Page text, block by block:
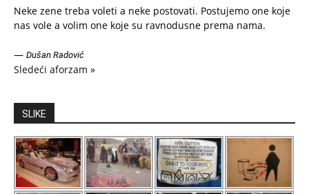
Neke zene treba voleti a neke postovati. Postujemo one koje
nas vole a volim one koje su ravnodusne prema nama.
— Dušan Radović
Sledeći aforzam »
SLIKE